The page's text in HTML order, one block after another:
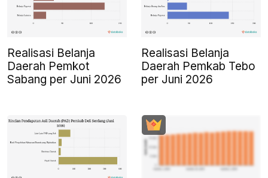
Realisasi Belanja
Daerah Pemkot
Sabang per Juni 2026
Realisasi Belanja
Daerah Pemkab Tebo
per Juni 2026